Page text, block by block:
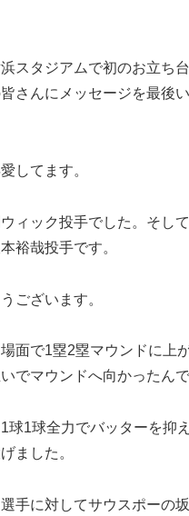
スタジアムで初のお立ち
さんにメッセージを最後
してます。
ィック投手でした。そし
裕哉投手です。
ございます。
面で1塁2塁マウンドに上
でマウンドへ向かったん
1球1球全力でバッターを抑
ました。
手に対してサウスポーの